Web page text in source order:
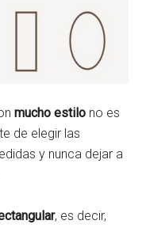
mucho estilo no es
de elegir las
y nunca dejar a
, es decir,